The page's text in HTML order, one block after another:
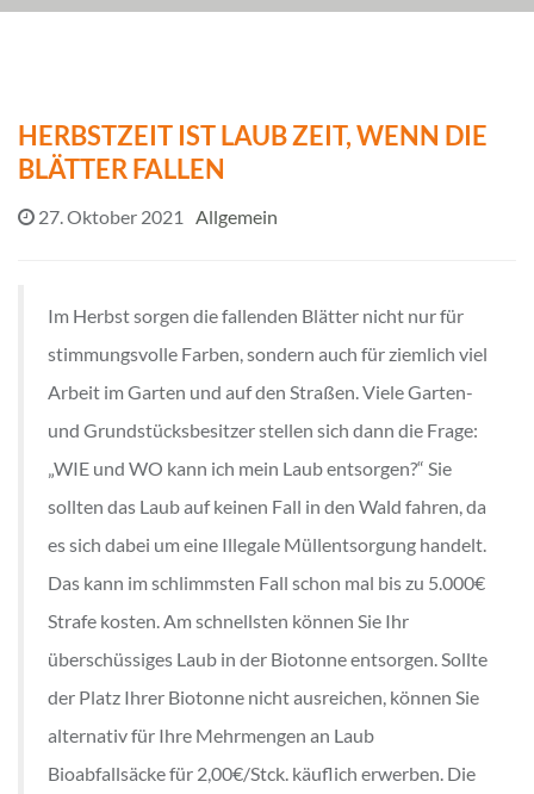
HERBSTZEIT IST LAUB ZEIT, WENN DIE
BLÄTTER FALLEN
27. Oktober 2021 Allgemein
Im Herbst sorgen die fallenden Blätter nicht nur für
stimmungsvolle Farben, sondern auch für ziemlich viel
Arbeit im Garten und auf den Straßen. Viele Garten-
und Grundstücksbesitzer stellen sich dann die Frage:
„WIE und WO kann ich mein Laub entsorgen?“ Sie
sollten das Laub auf keinen Fall in den Wald fahren, da
es sich dabei um eine Illegale Müllentsorgung handelt.
Das kann im schlimmsten Fall schon mal bis zu 5.000€
Strafe kosten. Am schnellsten können Sie Ihr
überschüssiges Laub in der Biotonne entsorgen. Sollte
der Platz Ihrer Biotonne nicht ausreichen, können Sie
alternativ für Ihre Mehrmengen an Laub
Bioabfallsäcke für 2,00€/Stck. käuflich erwerben. Die